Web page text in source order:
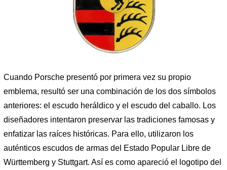
Cuando Porsche presentó por primera vez su propio
emblema, resultó ser una combinación de los dos símbolos
anteriores: el escudo heráldico y el escudo del caballo. Los
diseñadores intentaron preservar las tradiciones famosas y
enfatizar las raíces históricas. Para ello, utilizaron los
auténticos escudos de armas del Estado Popular Libre de
Württemberg y Stuttgart. Así es como apareció el logotipo del